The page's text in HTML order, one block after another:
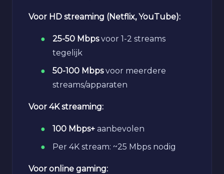
Voor HD streaming (Netflix, YouTube):
25-50 Mbpsvoor 1-2 streams
tegelijk
50-100 Mbpsvoor meerdere
streams/apparaten
Voor 4K streaming:
100 Mbps+ aanbevolen
Per 4K stream: ~25 Mbps nodig
Voor online gaming: